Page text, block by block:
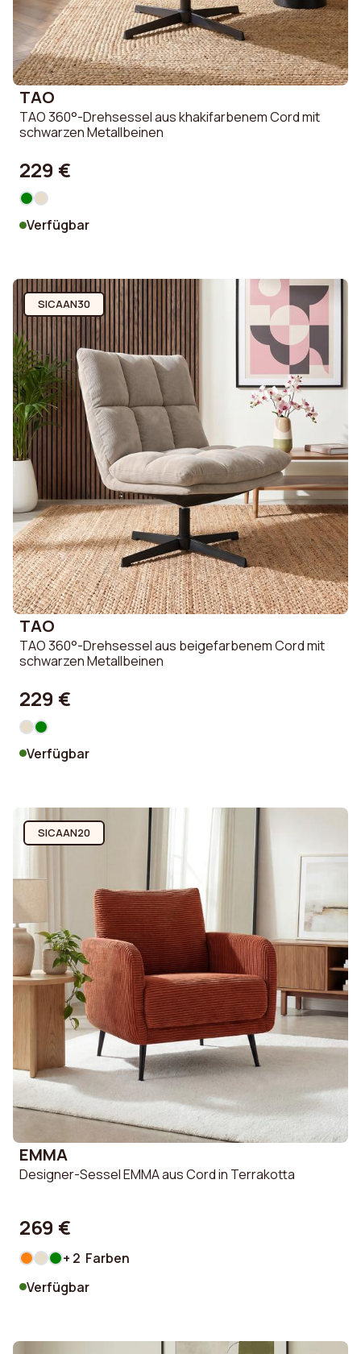
TAO
TAO 360°-Drehsessel aus khakifarbenem Cord mit
schwarzen Metallbeinen
229 €
Verfügbar
SICAAN30
TAO
TAO 360°-Drehsessel aus beigefarbenem Cord mit
schwarzen Metallbeinen
229 €
Verfügbar
SICAAN20
EMMA
Designer-Sessel EMMA aus Cord in Terrakotta
269 €
+ 2 Farben
Verfügbar